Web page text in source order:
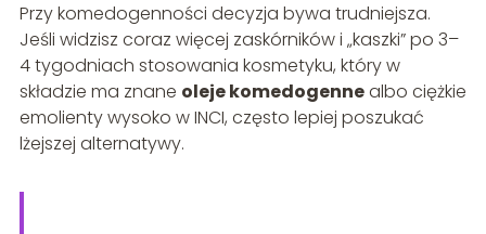
Przy komedogenności decyzja bywa trudniejsza.
Jeśli widzisz coraz więcej zaskórników i „kaszki” po 3–
4 tygodniach stosowania kosmetyku, który w
składzie ma znane oleje komedogennealbo ciężkie
emolienty wysoko w INCI, często lepiej poszukać
lżejszej alternatywy.